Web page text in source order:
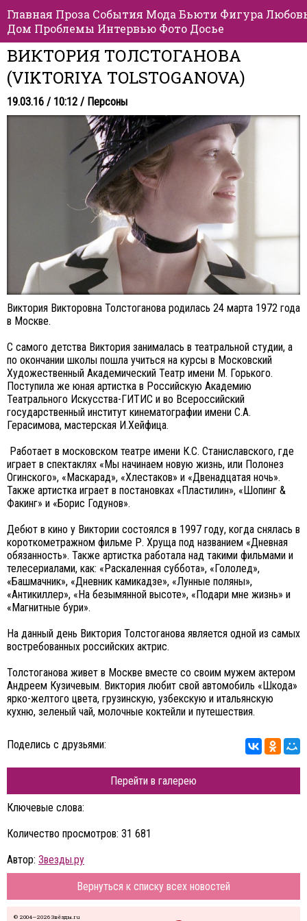
Главная Проза События Мода Бьюти Фигура
Дом Проблемы Интервью Фото Досье
ВИКТОРИЯ ТОЛСТОГАНОВА
(VIKTORIYA TOLSTOGANOVA)
19.03.16 / 10:12 / Персоны
Виктория Викторовна Толстоганова родилась 24 марта 1972 года
в Москве.
С самого детства Виктория занималась в театральной студии, а
по окончании школы пошла учиться на курсы в Московский
Художественный Академический Театр имени М. Горького.
Поступила же юная артистка в Российскую Академию
Театрального Искусства-ГИТИС и во Всероссийский
государственный институт кинематографии имени С.А.
Герасимова, мастерская И.Хейфица.
Работает в московском театре имени К.С. Станиславского, где
играет в спектаклях «Мы начинаем новую жизнь, или Полонез
Огинского», «Маскарад», «Хлестаков» и «Двенадцатая ночь».
Также артистка играет в постановках «Пластилин», «Шопинг &
Факинг» и «Борис Годунов».
Дебют в кино у Виктории состоялся в 1997 году, когда снялась в
короткометражном фильме Р. Хруща под названием «Дневная
обязанность». Также артистка работала над такими фильмами и
телесериалами, как: «Раскаленная суббота», «Гололед»,
«Башмачник», «Дневник камикадзе», «Лунные поляны»,
«Антикиллер», «На безымянной высоте», «Подари мне жизнь» и
«Магнитные бури».
На данный день Виктория Толстоганова является одной из самых
востребованных российских актрис.
Толстоганова живет в Москве вместе со своим мужем актером
Андреем Кузичевым. Виктория любит свой автомобиль «Шкода»
ярко-желтого цвета, грузинскую, узбекскую и итальянскую
кухню, зеленый чай, молочные коктейли и путешествия.
Поделись с друзьями:
Перейти в галерею
Ключевые слова:
Количество просмотров: 31 681
Автор: Звезды.ру
Вернуться к списку всех новостей
© 2004—2026 Звёзды.ru